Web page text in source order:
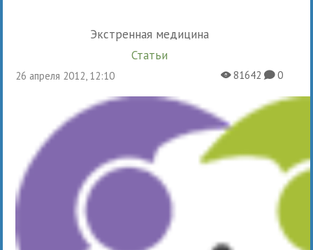
Экстренная медицина
Статьи
26 апреля 2012, 12:10 X81642K0